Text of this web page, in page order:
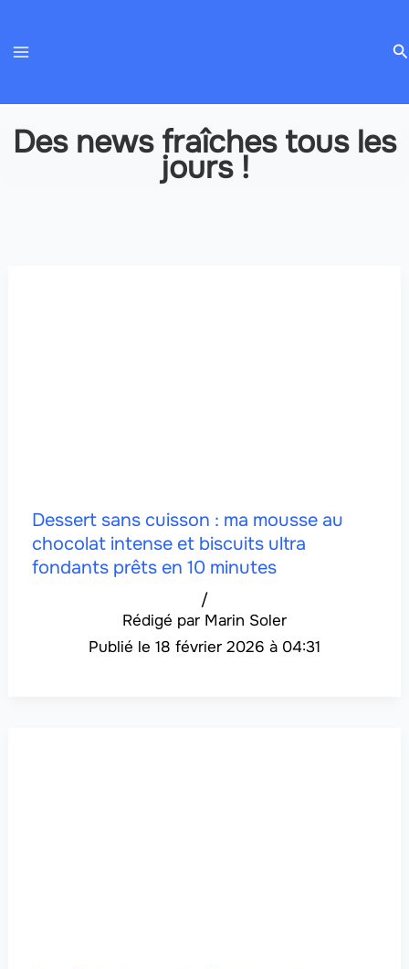
contenu
Des news fraîches tous les
jours !
Dessert sans cuisson : ma mousse au
chocolat intense et biscuits ultra
fondants prêts en 10 minutes
Marin Soler
/
18 février 2026 à 04:31